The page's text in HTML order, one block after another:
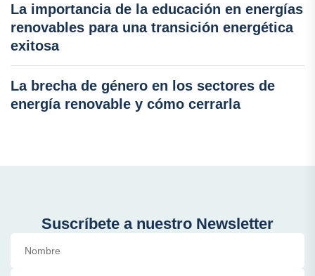
La importancia de la educación en energías
renovables para una transición energética
exitosa
La brecha de género en los sectores de
energía renovable y cómo cerrarla
Suscríbete a nuestro Newsletter